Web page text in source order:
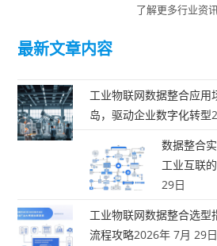
了解更多行业资
最新文章内容
工业物联网数据整合应用
岛，驱动企业数字化转型
数据整合
工业互联
29日
工业物联网数据整合选
流程攻略2026年 7月 29日